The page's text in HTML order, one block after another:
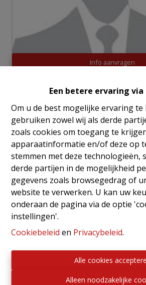
Een betere ervaring via
Om u de best mogelijke ervaring te
gebruiken zowel wij als derde
zoals cookies om toegang te
apparaatinformatie en/of deze op
stemmen met deze technologieën,
derde partijen in de mogelijkheid
gegevens zoals browsegedrag of
website te verwerken. U kan uw
onderaan de pagina via de optie
instellingen'.
Cookiebeleid en Privacybeleid.
Alle cookies
Alleen noodzakelijke
Info aanvragen
4 1 2
400 m² 1
Delen
Algemeen